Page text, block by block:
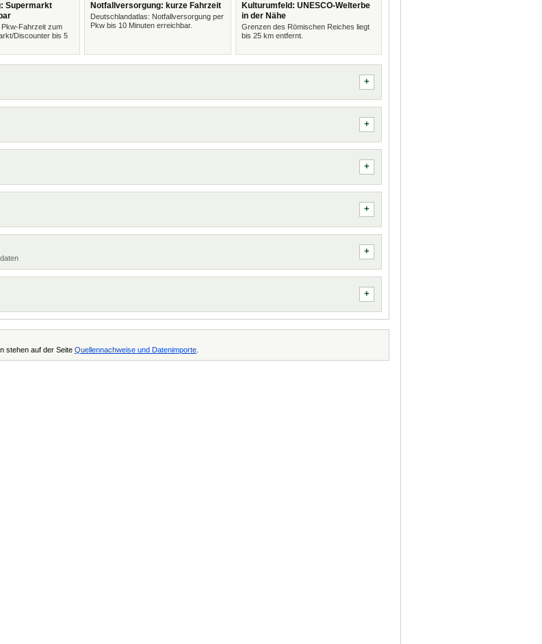
Supermarkt
Fahrzeit zum
Discounter bis 5
Notfallversorgung: kurze Fahrzeit
Deutschlandatlas: Notfallversorgung per
Pkw bis 10 Minuten erreichbar.
Kulturumfeld: UNESCO-Welterbe
in der Nähe
Grenzen des Römischen Reiches liegt
bis 25 km entfernt.
stehen auf der Seite Quellennachweise und Datenimporte